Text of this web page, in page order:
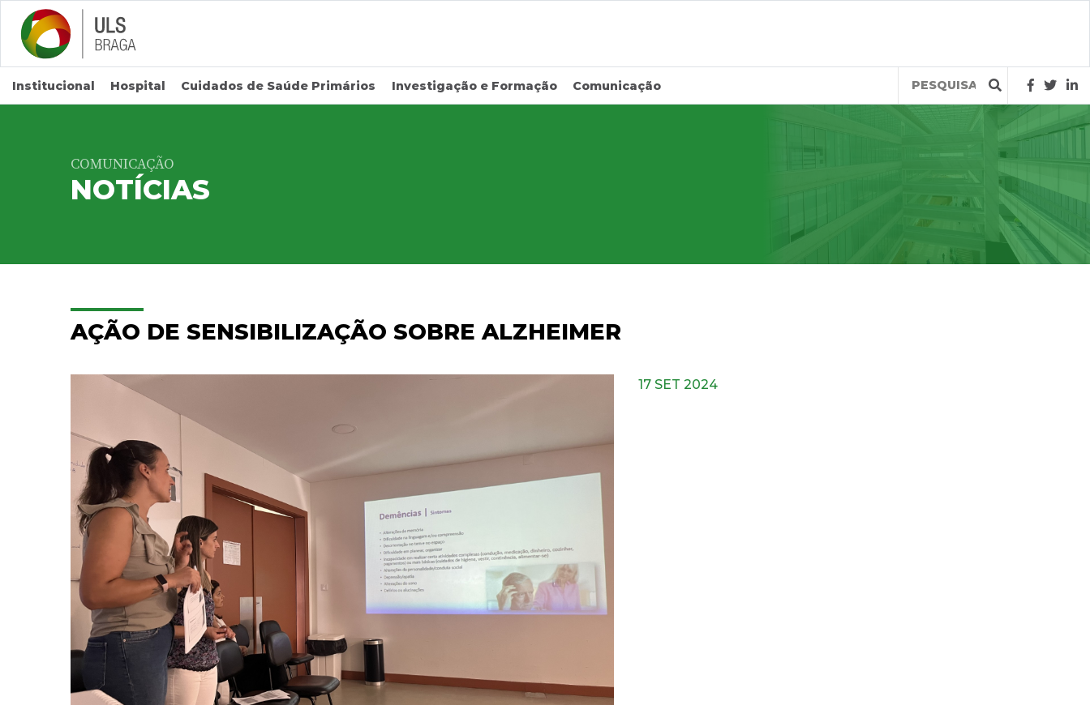
Saltar para conteúdo principal
Institucional Hospital Cuidados de Saúde Primários Investigação e Formação Comunicação
Query
COMUNICAÇÃO
NOTÍCIAS
AÇÃO DE SENSIBILIZAÇÃO SOBRE ALZHEIMER
17 SET 2024